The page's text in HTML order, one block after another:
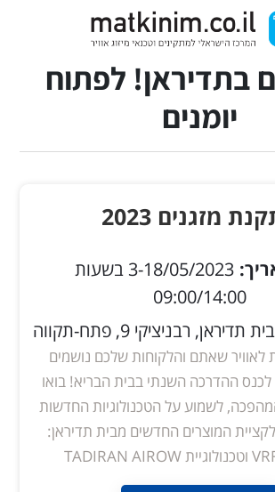
בתדיראן! לפתוח
יומנים
מזגנים 2023
3-18/05/2023 בשעות
09:00/14:00
בית תדיראן, רבניציקי 9, פתח-תקווה
לאוויר שאתם והלקוחות שלכם נושמים
לכנס ההדרכה השנתי בבית הבריא! בואו
לשמוע על הטכנולוגיות החדשות
המוצרים החדשים מבית תדיראן: